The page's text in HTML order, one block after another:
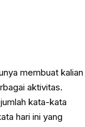
membuat kalian
aktivitas.
kata-kata
hari ini yang